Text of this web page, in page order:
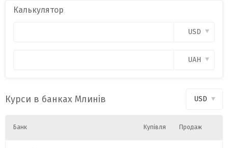
Калькулятор
USD
UAH
Курси в банках Млинів USD
Банк Купівля Продаж